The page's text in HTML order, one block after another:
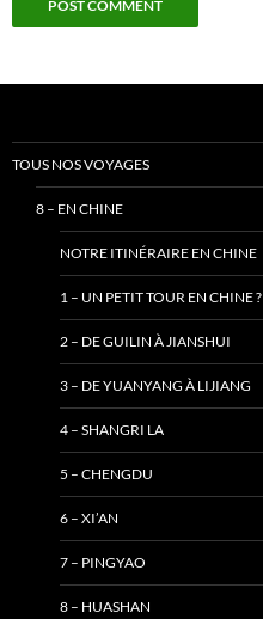
TOUS NOS VOYAGES
8 – EN CHINE
NOTRE ITINÉRAIRE EN CHINE
1 – UN PETIT TOUR EN CHINE ?
2 – DE GUILIN À JIANSHUI
3 – DE YUANYANG À LIJIANG
4 – SHANGRI LA
5 – CHENGDU
6 – XI’AN
7 – PINGYAO
8 – HUASHAN